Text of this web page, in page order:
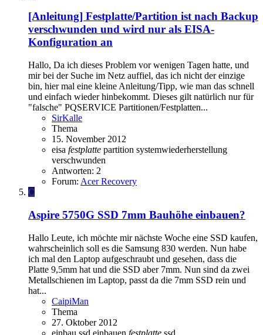
[Anleitung] Festplatte/Partition ist nach Backup
verschwunden und wird nur als EISA-
Konfiguration an
Hallo, Da ich dieses Problem vor wenigen Tagen hatte, und
mir bei der Suche im Netz auffiel, das ich nicht der einzige
bin, hier mal eine kleine Anleitung/Tipp, wie man das schnell
und einfach wieder hinbekommt. Dieses gilt natürlich nur für
"falsche" PQSERVICE Partitionen/Festplatten...
SirKalle
Thema
15. November 2012
eisa festplatte partition systemwiederherstellung
verschwunden
Antworten: 2
Forum: Acer Recovery
C
Aspire 5750G SSD 7mm Bauhöhe einbauen?
Hallo Leute, ich möchte mir nächste Woche eine SSD kaufen,
wahrscheinlich soll es die Samsung 830 werden. Nun habe
ich mal den Laptop aufgeschraubt und gesehen, dass die
Platte 9,5mm hat und die SSD aber 7mm. Nun sind da zwei
Metallschienen im Laptop, passt da die 7mm SSD rein und
hat...
CaipiMan
Thema
27. Oktober 2012
einbau ssd einbauen festplatte ssd